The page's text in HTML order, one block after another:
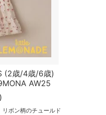
(2歳/4歳/6歳)
AW25
ボン柄のチュールド